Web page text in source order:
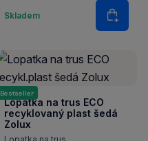
Skladem
Množství
Do
Bestseller
Lopatka na trus ECO
recyklovaný plast šedá
Zolux